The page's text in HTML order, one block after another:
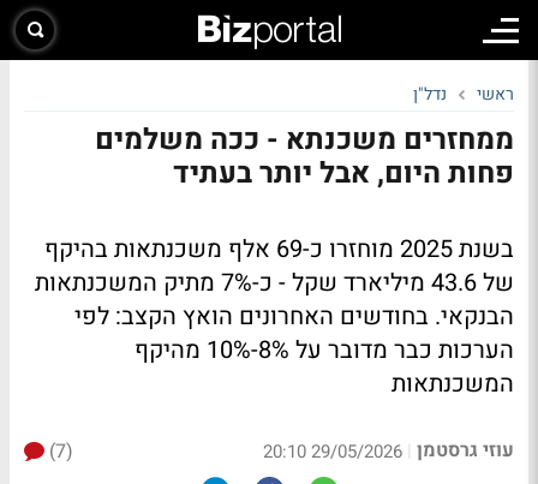
ראשי נדל"ן
ממחזרים משכנתא - ככה משלמים
פחות היום, אבל יותר בעתיד
בשנת 2025 מוחזרו כ-69 אלף משכנתאות בהיקף
של 43.6 מיליארד שקל - כ-7% מתיק המשכנתאות
הבנקאי. בחודשים האחרונים הואץ הקצב: לפי
הערכות כבר מדובר על 8%-10% מהיקף
המשכנתאות
עוזי גרסטמן |
29/05/2026 20:10
(7)